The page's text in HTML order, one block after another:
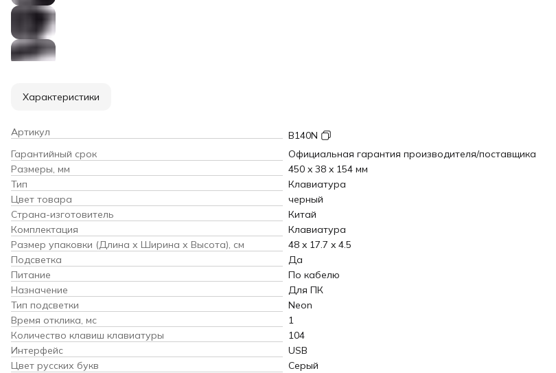
Характеристики
Артикул
B140N
Гарантийный срок
Официальная гарантия производителя/поставщика
Размеры, мм
450 x 38 x 154 мм
Тип
Клавиатура
Цвет товара
черный
Страна-изготовитель
Китай
Комплектация
Клавиатура
Размер упаковки (Длина х Ширина х Высота), см
48 x 17.7 x 4.5
Подсветка
Да
Питание
По кабелю
Назначение
Для ПК
Тип подсветки
Neon
Время отклика, мс
1
Количество клавиш клавиатуры
104
Интерфейс
USB
Цвет русских букв
Серый